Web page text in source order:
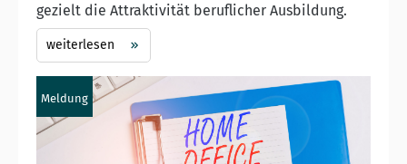
gezielt die Attraktivität beruflicher Ausbildung.
weiterlesen
Meldung